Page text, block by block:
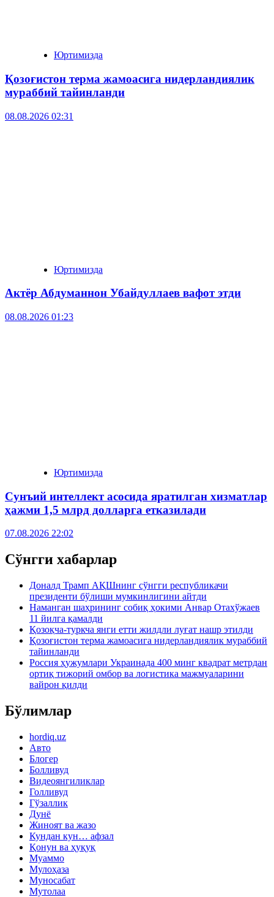
Юртимизда
Қозоғистон терма жамоасига нидерландиялик
мураббий тайинланди
08.08.2026 02:31
Юртимизда
Актёр Абду­маннон Убайдуллаев вафот этди
08.08.2026 01:23
Юртимизда
Сунъий интеллект асосида яратилган хизматлар
ҳажми 1,5 млрд долларга етказилади
07.08.2026 22:02
Сўнгги хабарлар
Доналд Трамп АҚШнинг сўнгги республикачи
президенти бўлиши мумкинлигини айтди
Наманган шаҳрининг собиқ ҳокими Анвар Отахўжаев
11 йилга қамалди
Қозоқча-туркча янги етти жилдли луғат нашр этилди
Қозоғистон терма жамоасига нидерландиялик мураббий
тайинланди
Россия ҳужумлари Украинада 400 минг квадрат метрдан
ортиқ тижорий омбор ва логистика мажмуаларини
вайрон қилди
Бўлимлар
hordiq.uz
Авто
Блогер
Болливуд
Видеоянгиликлар
Голливуд
Гўзаллик
Дунё
Жиноят ва жазо
Кундан кун… афзал
Қонун ва ҳуқуқ
Муаммо
Мулоҳаза
Муносабат
Мутолаа